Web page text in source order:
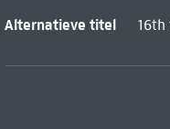
Alternatieve titel